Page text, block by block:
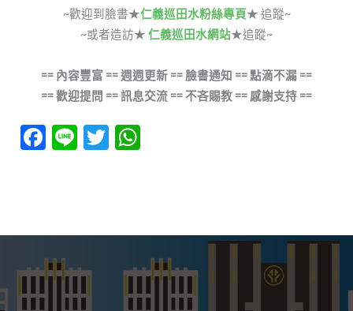
~歡迎到臉書★仁義巡田水粉絲專頁★ 追蹤~
~或者造訪★ 仁義巡田水網站★追蹤~
== 內容豐富 == 週週更新 == 臉書通知 == 點滴不漏 ==
== 歡迎提問 == 訊息交流 == 不吝賜教 == 感謝支持 ==
F
o
o
k
Li T
A
p
p